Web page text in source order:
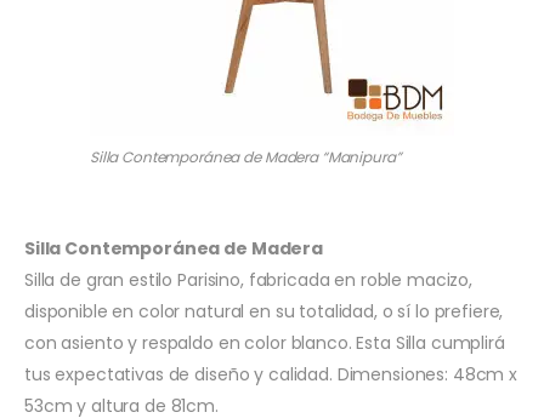
Silla Contemporánea de Madera “Manipura”
Silla Contemporánea de Madera
Silla de gran estilo Parisino, fabricada en roble macizo,
disponible en color natural en su totalidad, o sí lo prefiere,
con asiento y respaldo en color blanco. Esta Silla cumplirá
tus expectativas de diseño y calidad. Dimensiones: 48cm x
53cm y altura de 81cm.